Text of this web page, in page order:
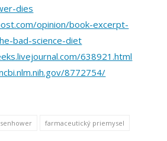
dies
opinion/book-excerpt-
bad-science-diet
638921.html
8772754/
farmaceutický priemysel